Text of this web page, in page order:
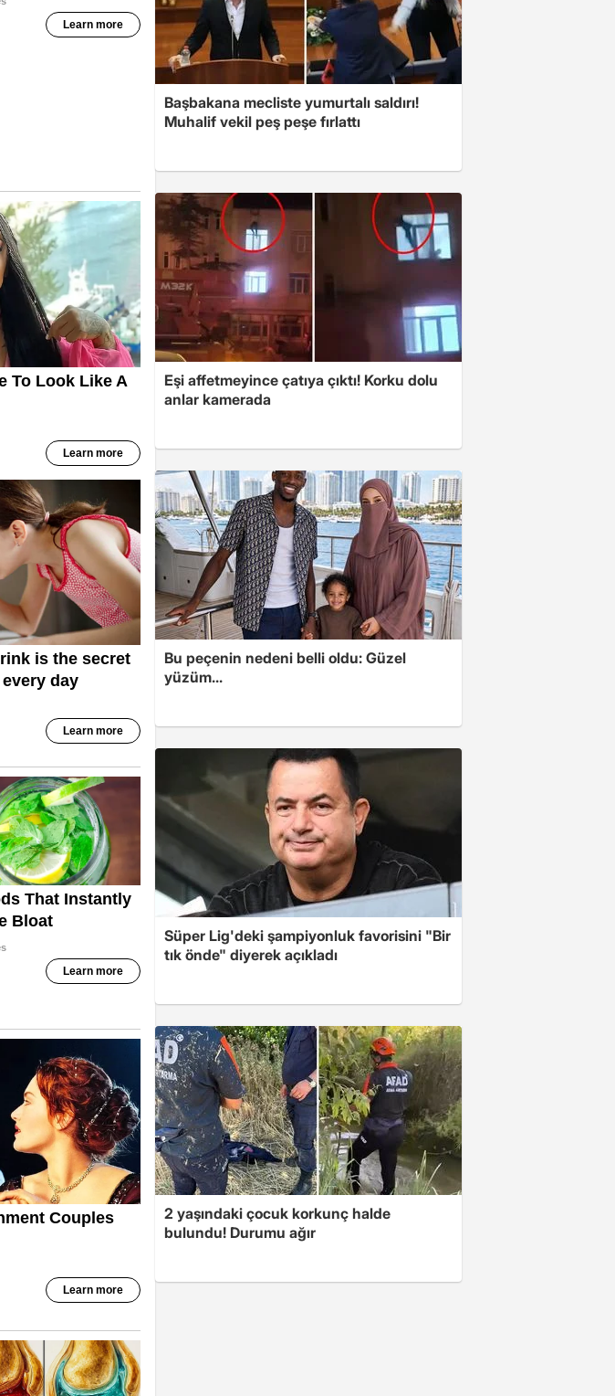
Başbakana mecliste yumurtalı saldırı!
Muhalif vekil peş peşe fırlattı
Eşi affetmeyince çatıya çıktı! Korku dolu
anlar kamerada
Bu peçenin nedeni belli oldu: Güzel
yüzüm...
Süper Lig'deki şampiyonluk favorisini "Bir
tık önde" diyerek açıkladı
2 yaşındaki çocuk korkunç halde
bulundu! Durumu ağır